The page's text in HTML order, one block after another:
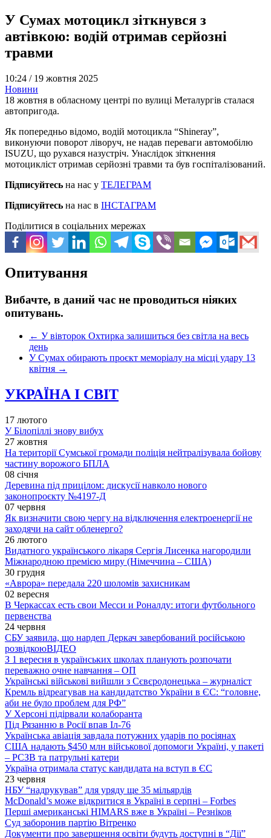
У Сумах мотоцикл зіткнувся з
автівкою: водій отримав серйозні
травми
10:24 / 19 жовтня 2025
Новини
18 жовтня в обласному центрі по вулиці Металургів сталася
автопригода.
Як попередньо відомо, водій мотоцикла “Shineray”,
виконуючи поворот ліворуч, не надав переваги автомобілю
ISUZU, що рухався назустріч. Унаслідок зіткнення
мотоцикліст отримав серйозні травми та був госпіталізований.
Підписуйтесь на нас у ТЕЛЕГРАМ
Підписуйтесь на нас в ІНСТАГРАМ
Поділитися в соціальних мережах
Опитування
Вибачте, в даний час не проводиться ніяких
опитувань.
← У вівторок Охтирка залишиться без світла на весь
день
У Сумах обирають проєкт меморіалу на місці удару 13
квітня →
УКРАЇНА І СВІТ
17 лютого
У Білопіллі знову вибух
27 жовтня
На території Сумської громади поліція нейтралізувала бойову
частину ворожого БПЛА
08 січня
Деревина під прицілом: дискусії навколо нового
законопроєкту №4197-Д
07 червня
Як визначити свою чергу на відключення електроенергії не
заходячи на сайт обленерго?
26 лютого
Видатного українського лікаря Сергія Лисенка нагородили
Міжнародною премією миру (Німеччина – США)
30 грудня
«Аврора» передала 220 шоломів захисникам
02 вересня
В Черкассах есть свои Месси и Роналду: итоги футбольного
первенства
24 червня
СБУ заявила, що нардеп Деркач завербований російською
розвідкоюВІДЕО
З 1 вересня в українських школах планують розпочати
переважно очне навчання – ОП
Українські військові вийшли з Сєвєродонецька – журналіст
Кремль відреагував на кандидатство України в ЄС: “головне,
аби не було проблем для РФ”
У Херсоні підірвали колаборанта
Під Рязанню в Росії впав Іл-76
Українська авіація завдала потужних ударів по росіянах
США надають $450 млн військової допомоги Україні, у пакеті
– РСЗВ та патрульні катери
Україна отримала статус кандидата на вступ в ЄС
23 червня
НБУ “надрукував” для уряду ще 35 мільярдів
McDonald’s може відкритися в Україні в серпні – Forbes
Перші американські HIMARS вже в Україні – Резніков
Суд заборонив партію Вітренко
Документи про завершення освіти будуть доступні в “Дії”